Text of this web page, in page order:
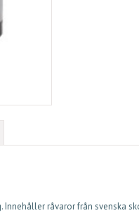
råvaror från svenska